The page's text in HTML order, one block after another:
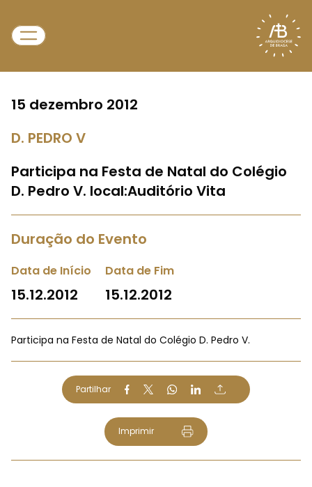
15 dezembro 2012
D. PEDRO V
Participa na Festa de Natal do Colégio
D. Pedro V. local:Auditório Vita
Duração do Evento
Data de Início
15.12.2012
Data de Fim
15.12.2012
Participa na Festa de Natal do Colégio D. Pedro V.
Partilhar
Imprimir